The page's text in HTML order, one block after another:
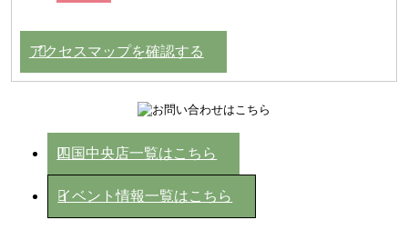
アクセスマップを確認する
四国中央店一覧はこちら
イベント情報一覧はこちら